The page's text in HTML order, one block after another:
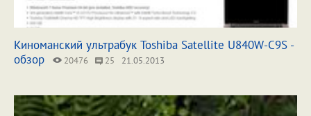
Киноманский ультрабук Toshiba Satellite U840W-C9S -
обзор
20476 25 21.05.2013